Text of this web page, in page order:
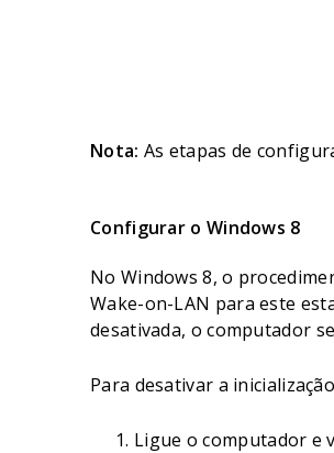
Nota: As etapas de
Configurar o Windows 8
No Windows 8, o
Wake-on-LAN para este
desativada, o computador
Para desativar a
Ligue o computador e